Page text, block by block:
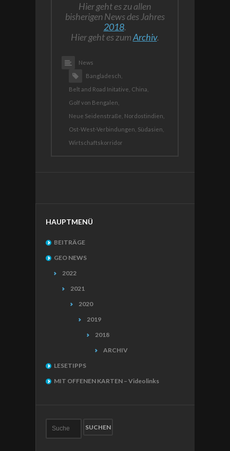
Hier geht es zu allen
bisherigen News des Jahres
2018.
Hier geht es zumArchiv.
News
Bangladesch,
Belt and Road Initative, China,
Golf von Bengalen,
Neue Seidenstraße, Nordostindien,
Ost-West-Verbindungen, Südasien,
Wirtschaftskorridor
HAUPTMENÜ
BEITRÄGE
GEO NEWS
2022
2021
2020
2019
2018
ARCHIV
LESETIPPS
MIT OFFENEN KARTEN – Videolinks